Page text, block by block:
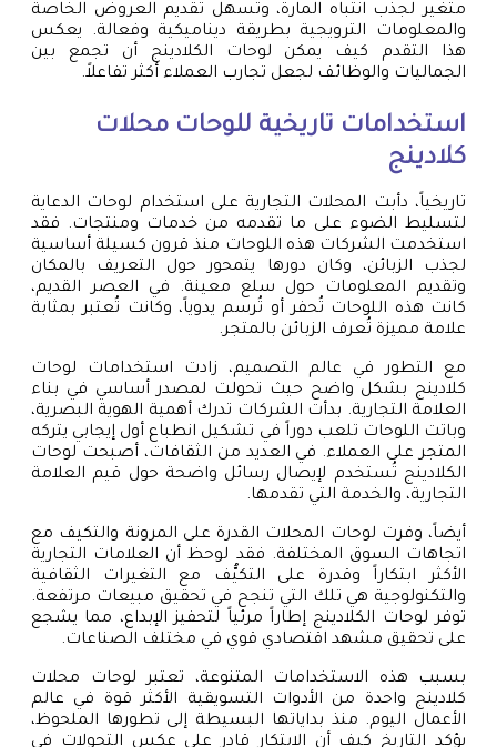
متغير لجذب انتباه المارة، وتسهل تقديم العروض الخاصة
والمعلومات الترويجية بطريقة ديناميكية وفعالة. يعكس
هذا التقدم كيف يمكن لوحات الكلادينج أن تجمع بين
الجماليات والوظائف لجعل تجارب العملاء أكثر تفاعلاً.
استخدامات تاريخية للوحات محلات
كلادينج
تاريخياً، دأبت المحلات التجارية على استخدام لوحات الدعاية
لتسليط الضوء على ما تقدمه من خدمات ومنتجات. فقد
استخدمت الشركات هذه اللوحات منذ قرون كسيلة أساسية
لجذب الزبائن، وكان دورها يتمحور حول التعريف بالمكان
وتقديم المعلومات حول سلع معينة. في العصر القديم،
كانت هذه اللوحات تُحفر أو تُرسم يدوياً، وكانت تُعتبر بمثابة
علامة مميزة تُعرف الزبائن بالمتجر.
مع التطور في عالم التصميم، زادت استخدامات لوحات
كلادينج بشكل واضح حيث تحولت لمصدر أساسي في بناء
العلامة التجارية. بدأت الشركات تدرك أهمية الهوية البصرية،
وباتت اللوحات تلعب دوراً في تشكيل انطباع أول إيجابي يتركه
المتجر على العملاء. في العديد من الثقافات، أصبحت لوحات
الكلادينج تُستخدم لإيصال رسائل واضحة حول قيم العلامة
التجارية، والخدمة التي تقدمها.
أيضاً، وفرت لوحات المحلات القدرة على المرونة والتكيف مع
اتجاهات السوق المختلفة. فقد لوحظ أن العلامات التجارية
الأكثر ابتكاراً وقدرة على التكيُّف مع التغيرات الثقافية
والتكنولوجية هي تلك التي تنجح في تحقيق مبيعات مرتفعة.
توفر لوحات الكلادينج إطاراً مرئياً لتحفيز الإبداع، مما يشجع
على تحقيق مشهد اقتصادي قوي في مختلف الصناعات.
بسبب هذه الاستخدامات المتنوعة، تعتبر لوحات محلات
كلادينج واحدة من الأدوات التسويقية الأكثر قوة في عالم
الأعمال اليوم. منذ بداياتها البسيطة إلى تطورها الملحوظ،
يؤكد التاريخ كيف أن الابتكار قادر على عكس التحولات في